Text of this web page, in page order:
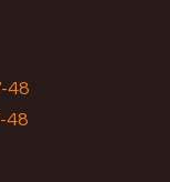
48
48